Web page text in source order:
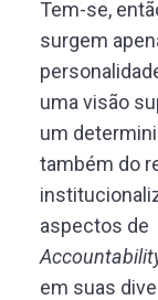
Tem-se,
surgem
uma visão
um
também do
aspectos de
em suas